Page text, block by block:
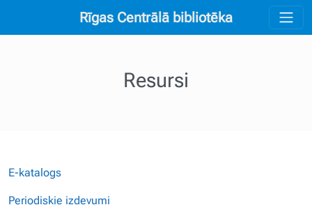
Rīgas Centrālā bibliotēka
Resursi
E-katalogs
Periodiskie izdevumi